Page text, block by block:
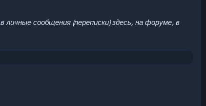
в личные сообщения (переписки) здесь, на форуме, в